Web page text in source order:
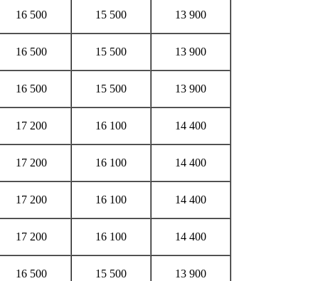
16 500 15 500 13 900
16 500 15 500 13 900
16 500 15 500 13 900
17 200 16 100 14 400
17 200 16 100 14 400
17 200 16 100 14 400
17 200 16 100 14 400
16 500 15 500 13 900